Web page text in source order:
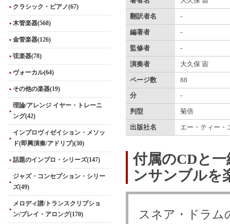
クラシック・ピアノ(67)
木管楽器(568)
金管楽器(126)
弦楽器(78)
ヴォーカル(64)
その他の楽器(19)
理論/アレンジ イヤー・トレーニ
ング(42)
インプロヴィゼイション・メソッ
ド(即興演奏/アドリブ)(30)
話題のインプロ・シリーズ(147)
ジャズ・コンセプション・シリー
ズ(49)
メロディ譜/トランスクリプショ
ン/プレイ・アロング(170)
翻訳者名 -
編著者 -
監修者 -
演奏者 大久保 宙
ページ数 88
分 -
判型 菊倍
出版社名 エー・ティー・
付属のCDと
ンサンブルを
スネア・ドラム